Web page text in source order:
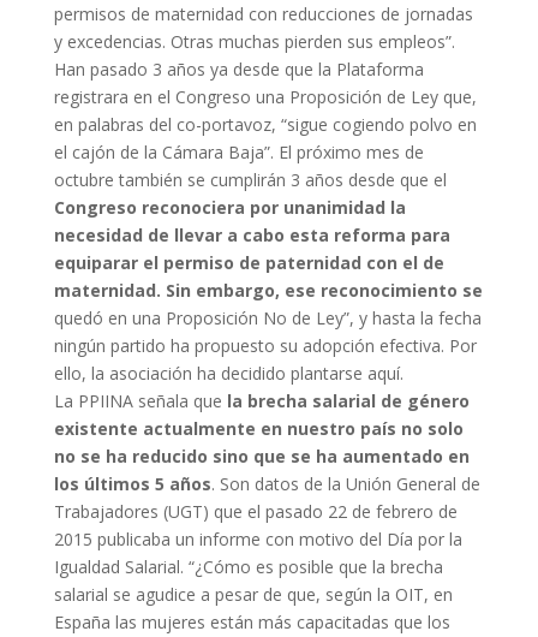
permisos de maternidad con reducciones de jornadas
y excedencias. Otras muchas pierden sus empleos”.
Han pasado 3 años ya desde que la Plataforma
registrara en el Congreso una Proposición de Ley que,
en palabras del co-portavoz, “sigue cogiendo polvo en
el cajón de la Cámara Baja”. El próximo mes de
octubre también se cumplirán 3 años desde que el
Congreso reconociera por unanimidad la
necesidad de llevar a cabo esta reforma para
equiparar el permiso de paternidad con el de
maternidad. Sin embargo, ese reconocimiento se
quedó en una Proposición No de Ley”, y hasta la fecha
ningún partido ha propuesto su adopción efectiva. Por
ello, la asociación ha decidido plantarse aquí.
La PPIINA señala que la brecha salarial de género
existente actualmente en nuestro país no solo
no se ha reducido sino que se ha aumentado en
los últimos 5 años. Son datos de la Unión General de
Trabajadores (UGT) que el pasado 22 de febrero de
2015 publicaba un informe con motivo del Día por la
Igualdad Salarial. “¿Cómo es posible que la brecha
salarial se agudice a pesar de que, según la OIT, en
España las mujeres están más capacitadas que los